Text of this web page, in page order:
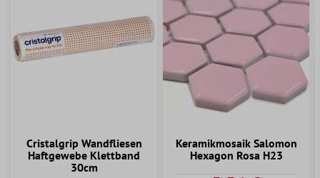
Cristalgrip Wandfliesen
Haftgewebe Klettband
30cm
Keramikmosaik Salomon
Hexagon Rosa H23